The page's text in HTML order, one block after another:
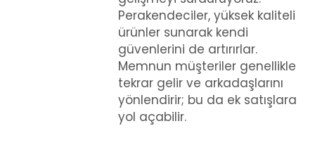
Perakendeciler, yüksek kaliteli
ürünler sunarak kendi
güvenlerini de artırırlar.
Memnun müşteriler genellikle
tekrar gelir ve arkadaşlarını
yönlendirir; bu da ek satışlara
yol açabilir.